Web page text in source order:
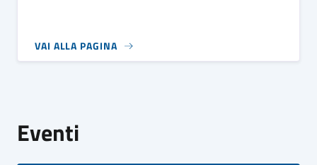
VAI ALLA PAGINA
Eventi